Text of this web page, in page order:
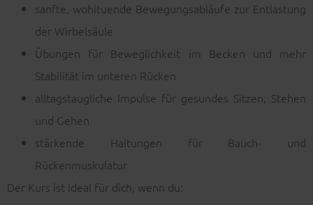
sanfte, wohltuende Bewegungsabläufe zur Entlastung
der Wirbelsäule
Übungen für Beweglichkeit im Becken und mehr
Stabilität im unteren Rücken
alltagstaugliche Impulse für gesundes Sitzen, Stehen
und Gehen
stärkende Haltungen für Bauch- und
Rückenmuskulatur
Der Kurs ist ideal für dich, wenn du: